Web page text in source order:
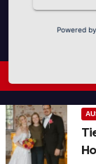
Powered by